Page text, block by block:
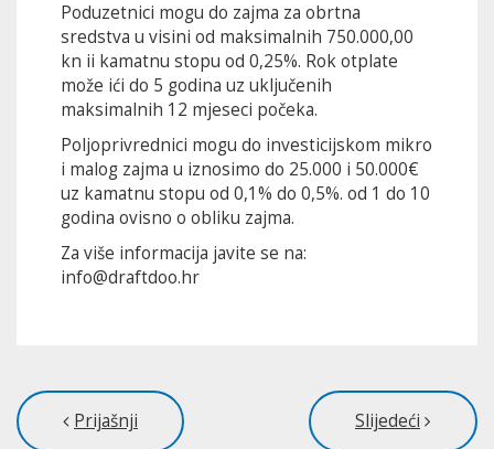
Poduzetnici mogu do zajma za obrtna
sredstva u visini od maksimalnih 750.000,00
kn ii kamatnu stopu od 0,25%. Rok otplate
može ići do 5 godina uz uključenih
maksimalnih 12 mjeseci počeka.
Poljoprivrednici mogu do investicijskom mikro
i malog zajma u iznosimo do 25.000 i 50.000€
uz kamatnu stopu od 0,1% do 0,5%. od 1 do 10
godina ovisno o obliku zajma.
Za više informacija javite se na:
info@draftdoo.hr
Prijašnji Slijedeći